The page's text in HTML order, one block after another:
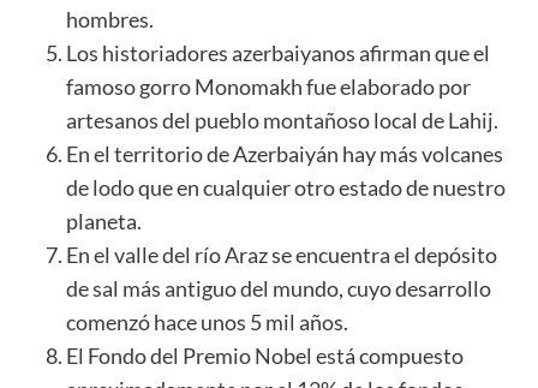
hombres.
Los historiadores azerbaiyanos afirman que el
famoso gorro Monomakh fue elaborado por
artesanos del pueblo montañoso local de Lahij.
En el territorio de Azerbaiyán hay más volcanes
de lodo que en cualquier otro estado de nuestro
planeta.
En el valle del río Araz se encuentra el depósito
de sal más antiguo del mundo, cuyo desarrollo
comenzó hace unos 5 mil años.
El Fondo del Premio Nobel está compuesto